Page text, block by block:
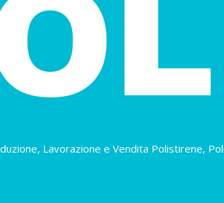
Lavorazione e Vendita Polistirene,